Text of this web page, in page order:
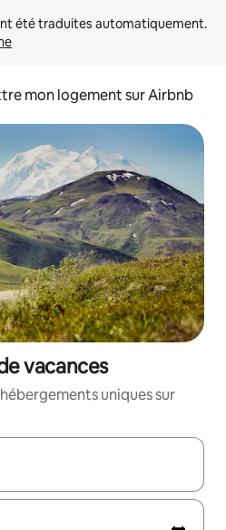
mon logement sur Airbnb
vacances
uniques sur
utilisez les flèches vers le